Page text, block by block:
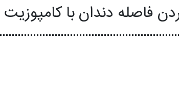
فاصله دندان با کامپوزیت